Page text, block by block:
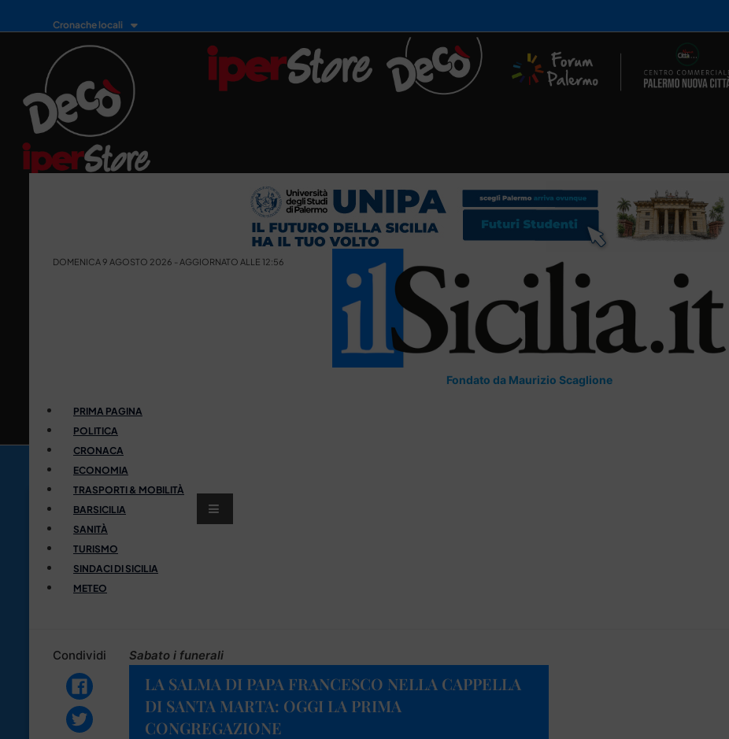
Cronache locali
DOMENICA 9 AGOSTO 2026 - AGGIORNATO ALLE 12:56
Fondato da Maurizio Scaglione
PRIMA PAGINA
POLITICA
CRONACA
ECONOMIA
TRASPORTI & MOBILITÀ
BARSICILIA
SANITÀ
TURISMO
SINDACI DI SICILIA
METEO
Condividi Sabato i funerali
LA SALMA DI PAPA FRANCESCO NELLA CAPPELLA
DI SANTA MARTA: OGGI LA PRIMA
CONGREGAZIONE